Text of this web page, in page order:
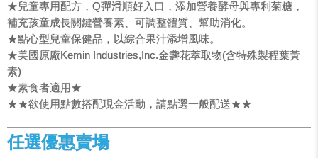
★兒童專用配方，Q彈滑順好入口，添加營養酵母與專利菊糖，
補充孩童成長關鍵營養素、可調整體質、幫助消化。
★點心型兒童保健品，以綜合果汁添增風味。
★美國原廠Kemin Industries,Inc.金盞花萃取物(含特殊製程葉黃
素)
★素食者適用★
★★欲使用點數搭配現金活動，請點選一般配送★★
任選優惠賣場